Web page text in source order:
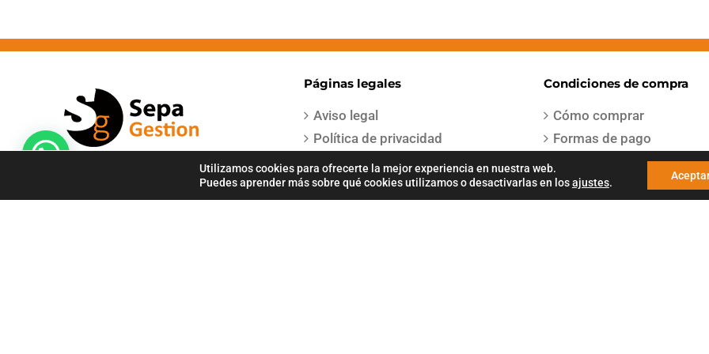
Páginas legales
Aviso legal
Política de privacidad
Términos del servicio
Condiciones de venta
Condiciones de compra
Cómo comprar
Formas de pago
Entregas y envíos
Devoluciones y cambios
Utilizamos cookies para ofrecerte la mejor experiencia en nuestra web.
Puedes aprender más sobre qué cookies utilizamos o desactivarlas en losajustes.